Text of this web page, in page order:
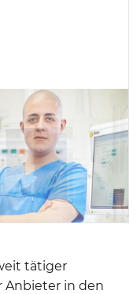
tätiger
Anbieter in den